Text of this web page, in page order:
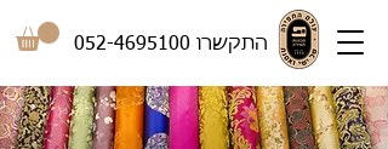
התקשרו 052-4695100